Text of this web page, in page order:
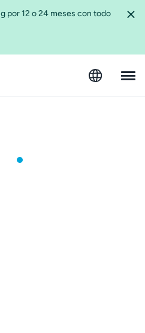
por 12 o 24 meses con todo